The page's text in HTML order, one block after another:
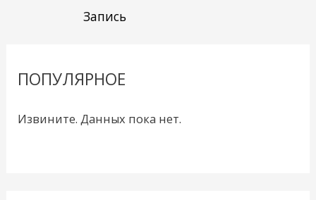
Запись
ПОПУЛЯРНОЕ
Извините. Данных пока нет.